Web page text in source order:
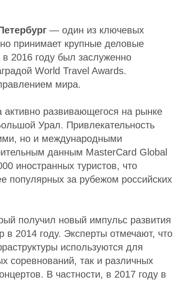
— один из ключевых
принимает крупные деловые
в 2016 году был заслуженно
World Travel Awards.
мира.
развивающегося на рынке
Урал. Привлекательность
но и международными
данным MasterCard Global
иностранных туристов, что
популярных за рубежом российских
получил новый импульс развития
2014 году. Эксперты отмечают, что
используются для
соревнований, так и различных
В частности, в 2017 году в